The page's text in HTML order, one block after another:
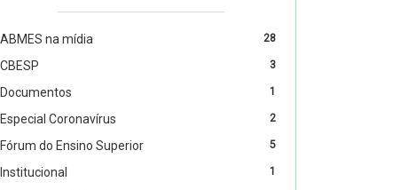
28
ABMES na mídia
3
CBESP
1
Documentos
2
Especial Coronavírus
5
Fórum do Ensino Superior
1
Institucional